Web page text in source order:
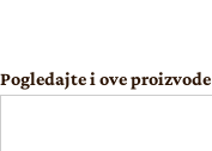
Pogledajte i ove proizvode